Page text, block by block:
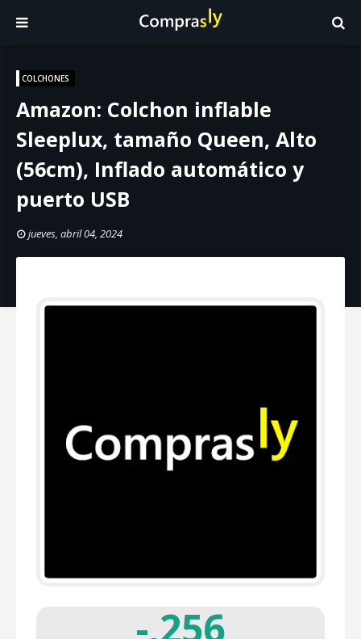
COLCHONES
Amazon: Colchon inflable
Sleeplux, tamaño Queen, Alto
(56cm), Inflado automático y
puerto USB
jueves, abril 04, 2024
-,256